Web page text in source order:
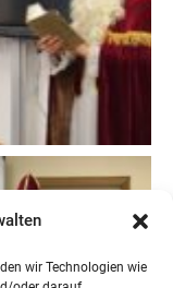
wir Technologien wie